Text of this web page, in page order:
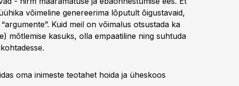
võimeline genereerima lõputult õigustavaid,
Kuid meil on võimalus otsustada ka
mõtlemise kasuks, olla empaatiline ning suhtuda
oma inimeste teotahet hoida ja üheskoos